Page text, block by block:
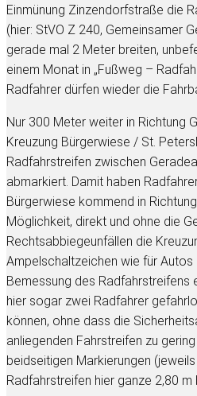
Einmünung Zinzendorfstraße die
(hier: StVO Z 240, Gemeinsamer
gerade mal 2 Meter breiten,
einem Monat in „Fußweg –
Radfahrer dürfen wieder die
Nur 300 Meter weiter in Richtung
Kreuzung Bürgerwiese / St.
Radfahrstreifen zwischen
abmarkiert. Damit haben
Bürgerwiese kommend in
Möglichkeit, direkt und ohne die
Rechtsabbiegeunfällen die
Ampelschaltzeichen wie für Autos
Bemessung des
hier sogar zwei Radfahrer
können, ohne dass die
anliegenden Fahrstreifen zu
beidseitigen Markierungen
Radfahrstreifen hier ganze 2,80 m